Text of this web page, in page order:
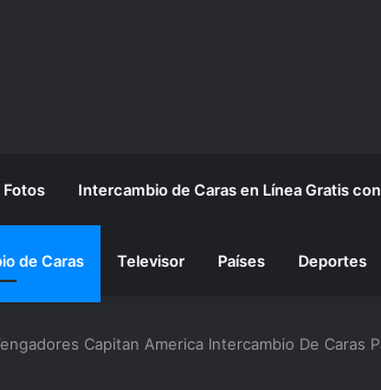
Fotos Intercambio de Caras en Línea Gratis
de Caras Televisor Países Deportes
Capitan America Intercambio De Caras